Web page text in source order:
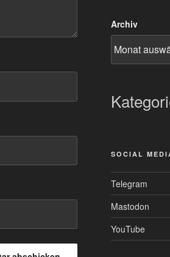
Archiv
SOCIAL
Telegram
Mastodon
YouTube